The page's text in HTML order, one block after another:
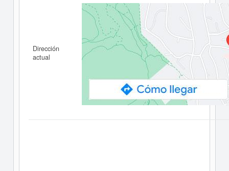
Dirección
actual